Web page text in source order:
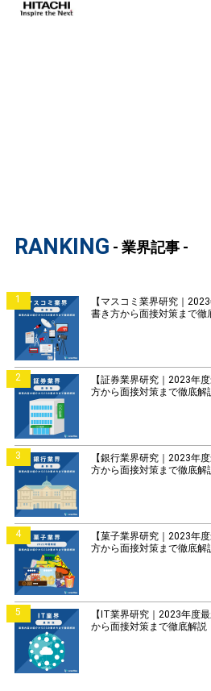
RANKING - 業界記事 -
1
【マスコミ業界研究｜
書き方から面接対策まで徹
2
【証券業界研究｜2023年
方から面接対策まで徹底解
3
【銀行業界研究｜2023年
方から面接対策まで徹底解
4
【菓子業界研究｜2023年
方から面接対策まで徹底解
5
【IT業界研究｜2023年度
から面接対策まで徹底解説